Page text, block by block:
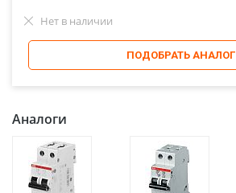
Нет в наличии
ПОДОБРАТЬ АНАЛОГ
Аналоги